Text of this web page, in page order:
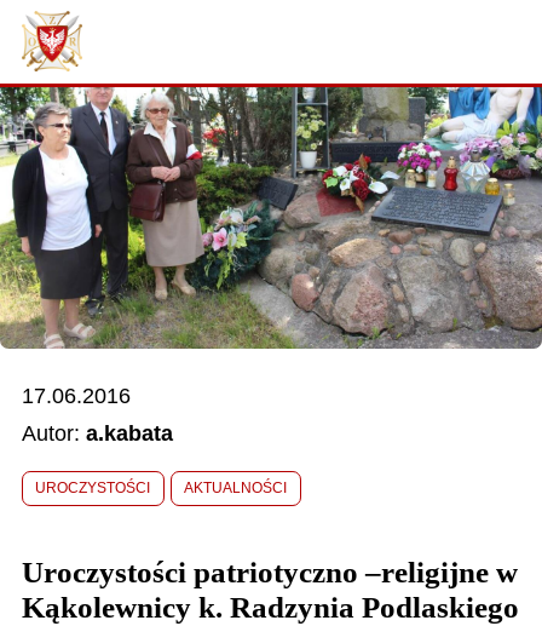
AKTUALNOŚCI
O ZWIĄZKU
DOKUMENTY
WŁADZE
RELACJE FILMOWE
KONKURSY
17.06.2016
Autor: a.kabata
UROCZYSTOŚCI AKTUALNOŚCI
Uroczystości patriotyczno –religijne w
Kąkolewnicy k. Radzynia Podlaskiego